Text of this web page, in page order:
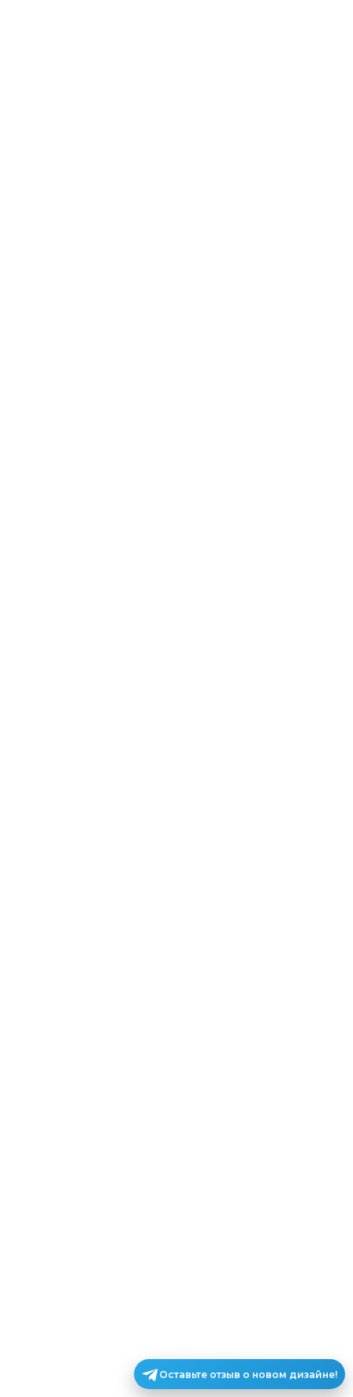
Оставьте отзыв о новом дизайне!